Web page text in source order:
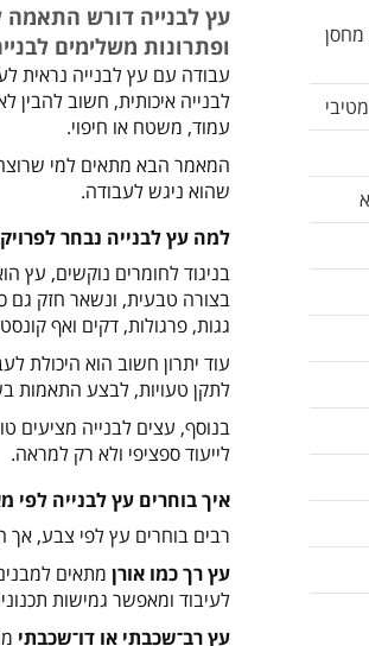
עץ לבנייה דורש התאמה
ופתרונות משלימים
עבודה עם עץ לבנייה נראית
לבנייה איכותית, חשוב
עמוד, משטח או חיפוי.
המאמר הבא מתאים למי
שהוא ניגש לעבודה.
למה עץ לבנייה נבחר
בניגוד לחומרים נוקשים,
בצורה טבעית, ונשאר חזק גם
גגות, פרגולות, דקים ואף
עוד יתרון חשוב הוא היכולת
לתקן טעויות, לבצע התאמות
בנוסף, עצים לבנייה מציעים
לייעוד ספציפי ולא רק למראה.
איך בוחרים עץ לבנייה לפי
רבים בוחרים עץ לפי צבע,
עץ רך כמו אורן מתאים
לעיבוד ומאפשר גמישות
עץ רב־שכבתי או דו־שכבתי
מחסן